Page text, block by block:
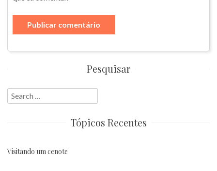
Pesquisar
Search
for:
Tópicos Recentes
Visitando um cenote